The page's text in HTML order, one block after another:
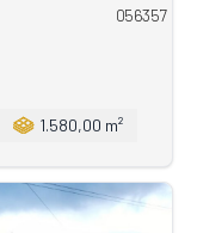
056357
1.580,00 m²